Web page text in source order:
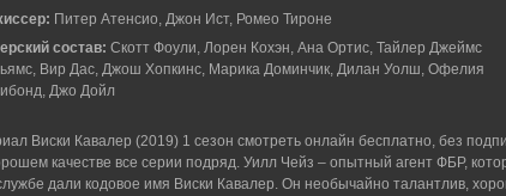
Питер Атенсио, Джон Ист, Ромео Тироне
состав: Скотт Фоули, Лорен Кохэн, Ана Ортис, Тайлер Джеймс
Вир Дас, Джош Хопкинс, Марика Доминчик, Дилан Уолш, Офелия
Джо Дойл
Виски Кавалер (2019) 1 сезон смотреть онлайн бесплатно, без
качестве все серии подряд. Уилл Чейз – опытный агент ФБР,
дали кодовое имя Виски Кавалер. Он необычайно талантлив,